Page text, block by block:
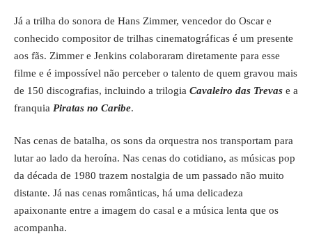
Já a trilha do sonora de Hans Zimmer, vencedor do Oscar e
conhecido compositor de trilhas cinematográficas é um presente
aos fãs. Zimmer e Jenkins colaboraram diretamente para esse
filme e é impossível não perceber o talento de quem gravou mais
de 150 discografias, incluindo a trilogia Cavaleiro das Trevas e a
franquia Piratas no Caribe.
Nas cenas de batalha, os sons da orquestra nos transportam para
lutar ao lado da heroína. Nas cenas do cotidiano, as músicas pop
da década de 1980 trazem nostalgia de um passado não muito
distante. Já nas cenas românticas, há uma delicadeza
apaixonante entre a imagem do casal e a música lenta que os
acompanha.